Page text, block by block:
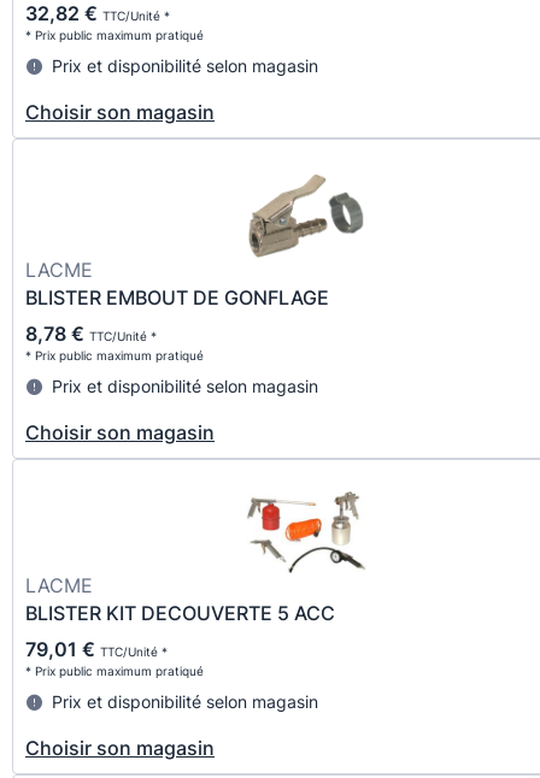
32,82 € TTC/Unité *
* Prix public maximum pratiqué
Prix et disponibilité selon magasin
Choisir son magasin
LACME
BLISTER EMBOUT DE GONFLAGE
8,78 € TTC/Unité *
* Prix public maximum pratiqué
Prix et disponibilité selon magasin
Choisir son magasin
LACME
BLISTER KIT DECOUVERTE 5 ACC
79,01 € TTC/Unité *
* Prix public maximum pratiqué
Prix et disponibilité selon magasin
Choisir son magasin